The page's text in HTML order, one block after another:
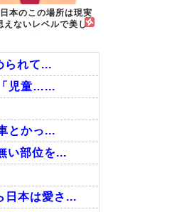
本のこの場所は現実
えないレベルで美し
られて...
児童…...
とかっ...
い部位を...
日本は愛さ...